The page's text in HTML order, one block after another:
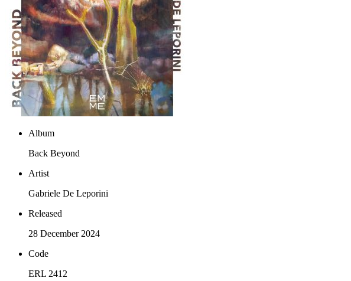
Album
Back Beyond
Artist
Gabriele De Leporini
Released
28 December 2024
Code
ERL 2412